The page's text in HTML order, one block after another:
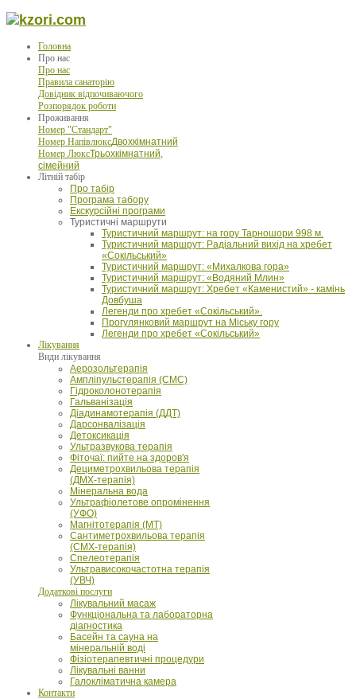
Головна
Про нас
Про нас
Правила санаторію
Довідник відпочиваючого
Розпорядок роботи
Проживання
Номер "Стандарт"
Номер НапівлюксДвохкімнатний
Номер ЛюксТрьохкімнатний,
сімейний
Літній табір
Про табір
Програма табору
Екскурсійні програми
Туристичні маршрути
Туристичний маршрут: на гору Тарношори 998 м.
Туристичний маршрут: Радіальний вихід на хребет
«Сокільський»
Туристичний маршрут: «Михалкова гора»
Туристичний маршрут: «Водяний Млин»
Туристичний маршрут: Хребет «Каменистий» - камінь
Довбуша
Легенди про хребет «Сокільський».
Прогулянковий маршрут на Міську гору
Легенди про хребет «Сокільський»
Лікування
Види лікування
Аерозольтерапія
Ампліпульстерапія (СМС)
Гідроколонотерапія
Гальванізація
Діадинамотерапія (ДДТ)
Дарсонвалізація
Детоксикація
Ультразвукова терапія
Фіточаї: пийте на здоров'я
Дециметрохвильова терапія
(ДМХ-терапія)
Мінеральна вода
Ультрафіолетове опромінення
(УФО)
Магнітотерапія (МТ)
Сантиметрохвильова терапія
(СМХ-терапія)
Спелеотерапія
Ультрависокочастотна терапія
(УВЧ)
Додаткові послуги
Лікувальний масаж
Функціональна та лабораторна
діагностика
Басейн та сауна на
мінеральній воді
Фізіотерапевтичні процедури
Лікувальні ванни
Галокліматична камера
Контакти